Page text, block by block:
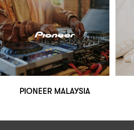
PIONEER MALAYSIA